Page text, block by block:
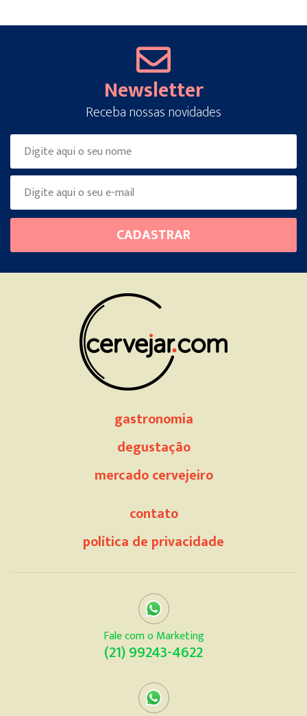
Newsletter
Receba nossas novidades
this
field
CADASTRAR
gastronomia
degustação
mercado cervejeiro
contato
política de privacidade
Fale com o Marketing
(21) 99243-4622